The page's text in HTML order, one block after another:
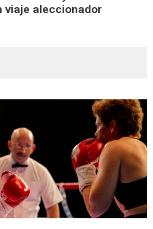
viaje aleccionador